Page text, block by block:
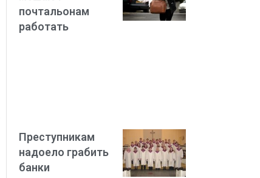
почтальонам
работать
Преступникам
надоело грабить
банки